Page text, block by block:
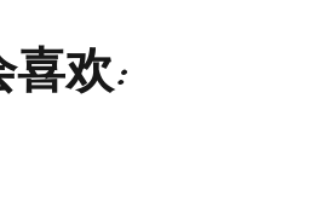
喜欢: